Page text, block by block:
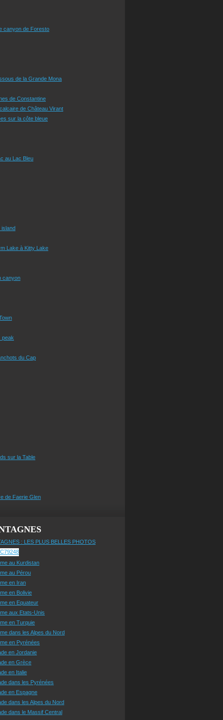
canyon de Foresto
de la Grande Mona
de Constantine
de Château Virant
sur la côte bleue
au Lac Bleu
island
Lake à Kitty Lake
canyon
peak
du Cap
sur la Table
de Faerie Glen
: LES PLUS BELLES PHOTOS
au Kurdistan
au Pérou
en Iran
en Bolivie
en Equateur
aux Etats-Unis
en Turquie
dans les Alpes du Nord
en Pyrénées
en Jordanie
en Grèce
en Italie
dans les Pyrénées
en Espagne
dans les Alpes du Nord
dans le Massif Central